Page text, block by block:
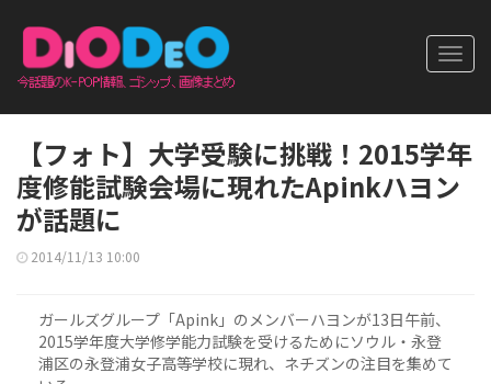
【フォト】大学受験に挑戦！2015学年
度修能試験会場に現れたApinkハヨン
が話題に
2014/11/13 10:00
ガールズグループ「Apink」のメンバーハヨンが13日午前、
2015学年度大学修学能力試験を受けるためにソウル・永登
浦区の永登浦女子高等学校に現れ、ネチズンの注目を集めて